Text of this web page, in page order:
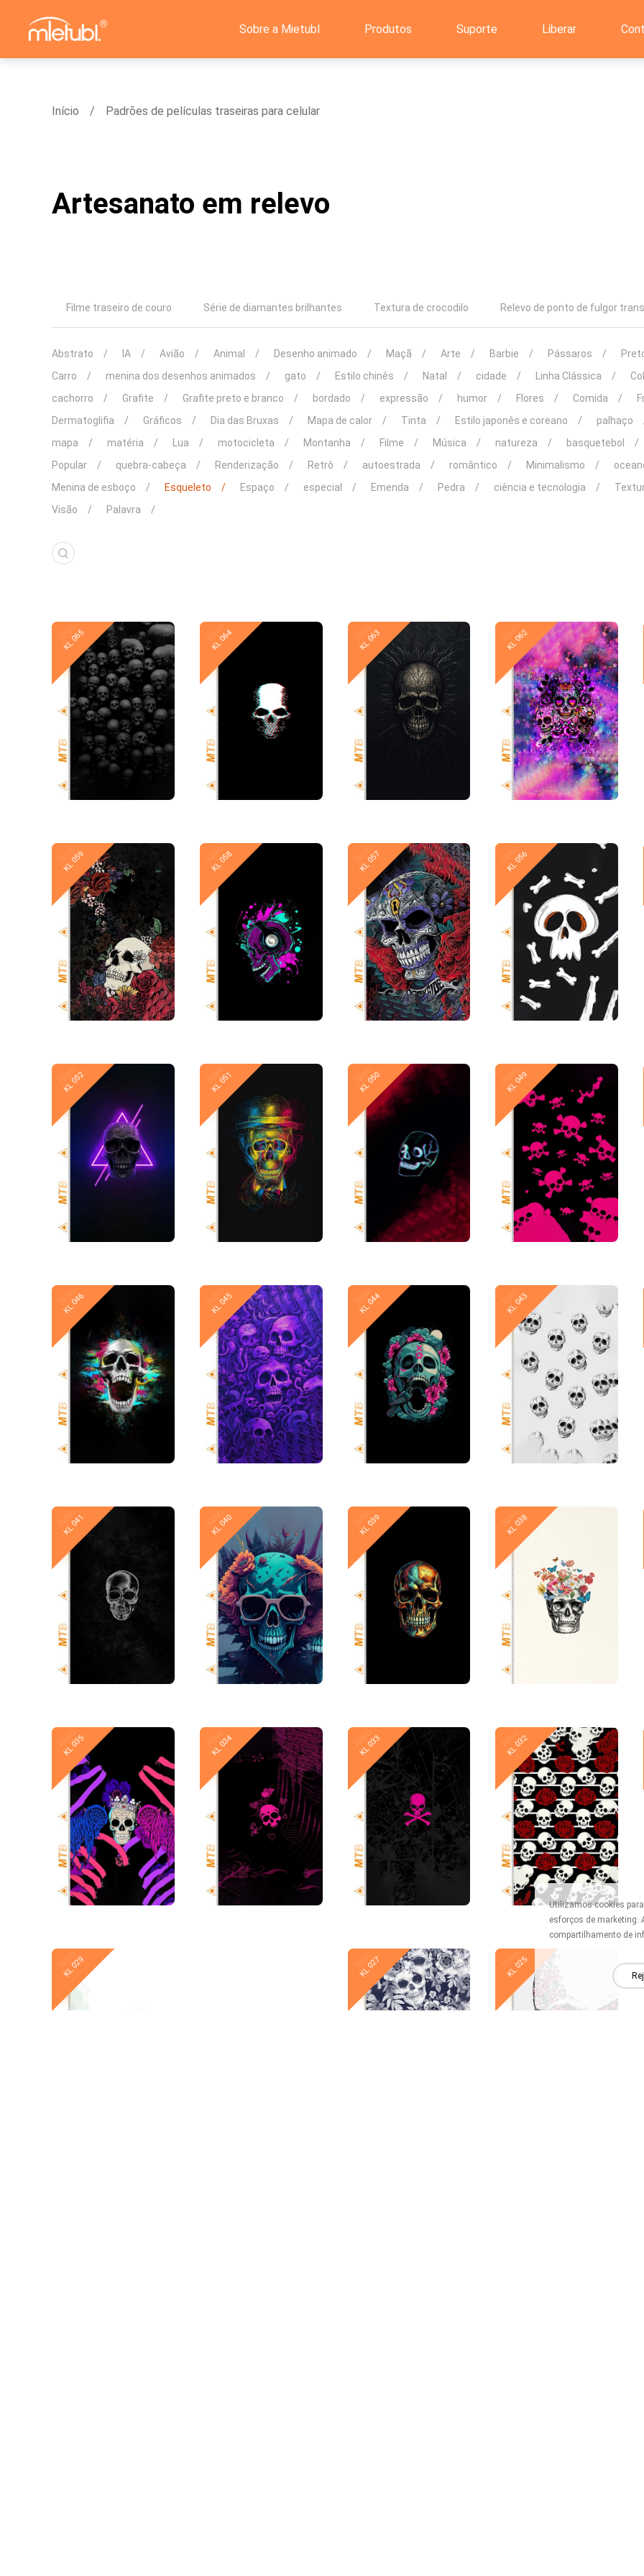
Sobre a Mietubl Produtos Suporte Liberar
Início Padrões de películas traseiras para celular
Artesanato em relevo
Filme traseiro de couro Série de diamantes brilhantes Textura de crocodilo Relevo de ponto de fulgor
Abstrato IA Avião Animal Desenho animado Maçã Arte Barbie Pássaros
Carro
menina dos desenhos animados gato Estilo chinês Natal cidade Linha Clássica
cachorro
Grafite Grafite preto e branco bordado expressão humor Flores Comida
Dermatoglifia
Gráficos Dia das Bruxas Mapa de calor Tinta Estilo japonês e coreano palhaço
mapa
matéria Lua motocicleta Montanha Filme Música natureza basquetebol
Popular
quebra-cabeça Renderização Retrô autoestrada romântico Minimalismo
Menina de esboço
Esqueleto Espaço especial Emenda Pedra ciência e tecnologia
Visão
Palavra
Novo
KL 065 Novo
KL 064 Novo
KL 063 Novo
KL 062
Novo
KL 059 Novo
KL 058 Novo
KL 057 Novo
KL 056
Novo
KL 052 Novo
KL 051 Novo
KL 050 Novo
KL 049
Novo
KL 046 Novo
KL 045 Novo
KL 044 Novo
KL 043
Novo
KL 041 Novo
KL 040 Novo
KL 039 Novo
KL 038
Novo
KL 035 Novo
KL 034 Novo
KL 033 Novo
KL 032
Novo
KL 029 Novo
KL 027 Novo
KL 025
Utilizamos cookies
esforços de marketing.
compartilhamento de